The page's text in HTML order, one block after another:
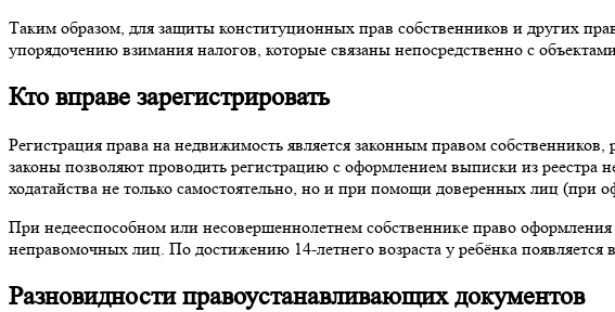
Таким образом, для защиты конституционных прав собственников и других
упорядочению взимания налогов, которые связаны непосредственно с
Кто вправе зарегистрировать
Регистрация права на недвижимость является законным правом
законы позволяют проводить регистрацию с оформлением выписки из реестра
ходатайства не только самостоятельно, но и при помощи доверенных лиц (при
При недееспособном или несовершеннолетнем собственнике право
неправомочных лиц. По достижению 14-летнего возраста у ребёнка появляется
Разновидности правоустанавливающих документов